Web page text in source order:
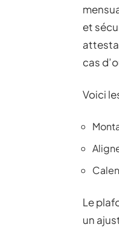
et
cas
Voici
Le
un